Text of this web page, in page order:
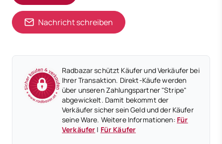
Nachricht schreiben
Radbazar schützt Käufer und Verkäufer bei
Ihrer Transaktion. Direkt-Käufe werden
über unseren Zahlungspartner "Stripe"
abgewickelt. Damit bekommt der
Verkäufer sicher sein Geld und der Käufer
seine Ware. Weitere Informationen: Für
Verkäufer | Für Käufer